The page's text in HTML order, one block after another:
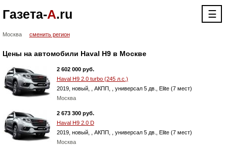
Газета-А.ru ☰
Москва сменить регион
Цены на автомобили Haval H9 в Москве
2 602 000 руб.
Haval H9 2.0 turbo (245 л.с.)
2019, новый, , АКПП, , универсал 5 дв., Elite (7 мест)
Москва
2 673 300 руб.
Haval H9 2.0 D
2019, новый, , АКПП, , универсал 5 дв., Elite (7 мест)
Москва